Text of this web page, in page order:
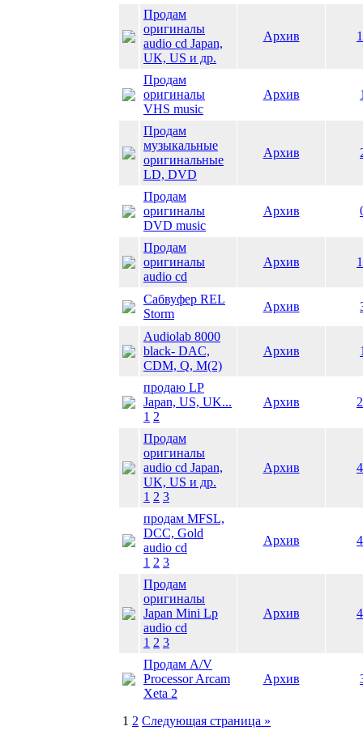
Продам
оригиналы
audio cd Japan,
UK, US и др.
Архив
Продам
оригиналы
VHS music
Архив
Продам
музыкальные
оригинальные
LD, DVD
Архив
Продам
оригиналы
DVD music
Архив
Продам
оригиналы
audio cd
Архив
Сабвуфер REL
Storm
Архив
Audiolab 8000
black- DAC,
CDM, Q, M(2)
Архив
продаю LP
Japan, US, UK...
1 2
Архив
Продам
оригиналы
audio cd Japan,
UK, US и др.
1 2 3
Архив
продам MFSL,
DCC, Gold
audio cd
1 2 3
Архив
Продам
оригиналы
Japan Mini Lp
audio cd
1 2 3
Архив
Продам A/V
Processor Arcam
Xeta 2
Архив
1 2 Следующая страница »